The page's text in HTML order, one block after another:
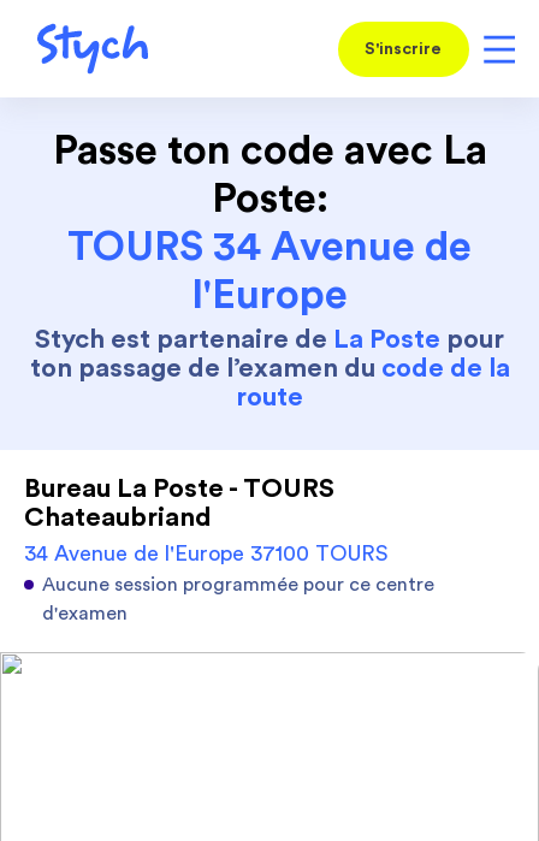
S'inscrire
Passe ton code avec La
Poste:
TOURS 34 Avenue de
l'Europe
Stych est partenaire de La Poste pour
ton passage de l’examen du code de la
route
Bureau La Poste - TOURS
Chateaubriand
34 Avenue de l'Europe 37100 TOURS
Aucune session programmée pour ce centre
d'examen